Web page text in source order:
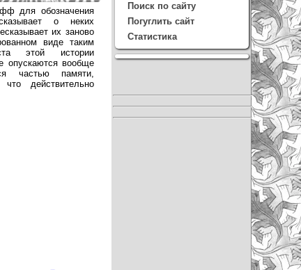
для обозначения
о неких
их заново
виде таким
этой истории
опускаются вообще
частью памяти,
действительно
Поиск по сайту
Погуглить сайт
Статистика